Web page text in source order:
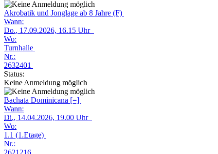
Akrobatik und Jonglage ab 8 Jahre (F)
Wann:
Do., 17.09.2026, 16.15 Uhr
Wo:
Turnhalle
Nr.:
2632401
Status:
Keine Anmeldung möglich
Bachata Dominicana [=]
Wann:
Di., 14.04.2026, 19.00 Uhr
Wo:
1.1 (1.Etage)
Nr.:
2621216